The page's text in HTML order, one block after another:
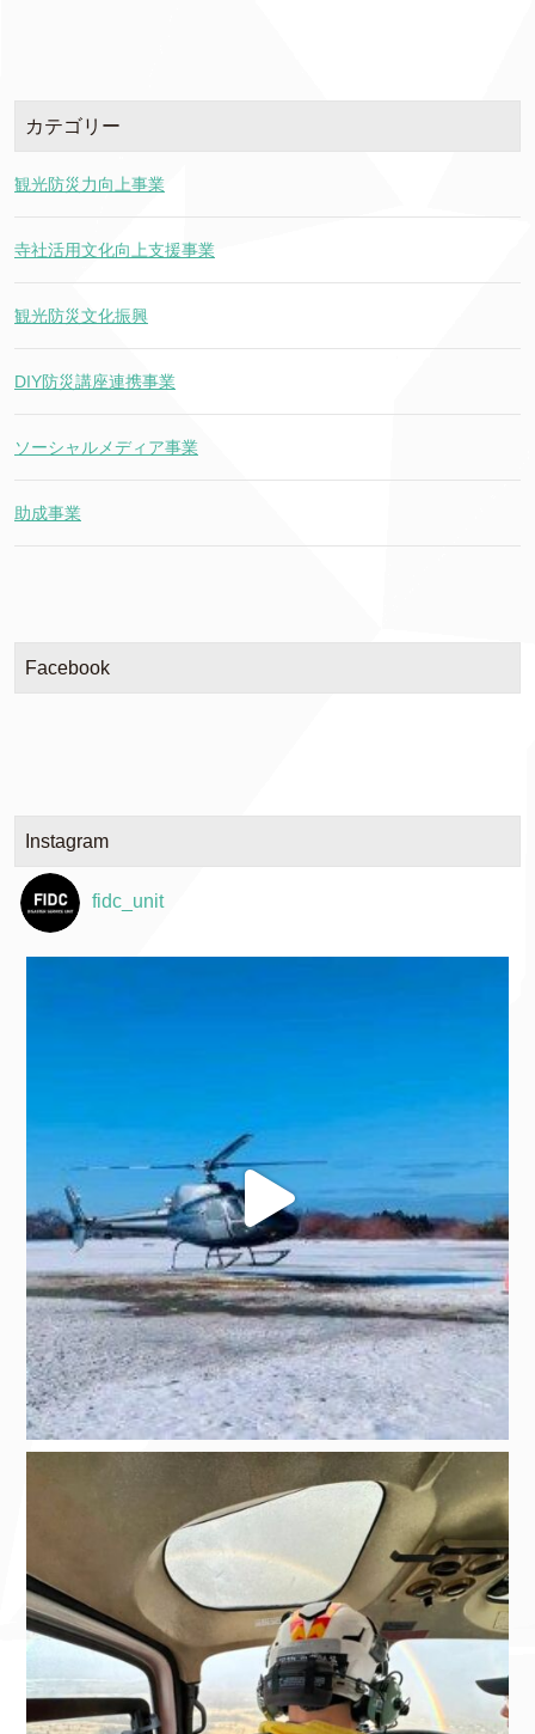
カテゴリー
観光防災力向上事業
寺社活用文化向上支援事業
観光防災文化振興
DIY防災講座連携事業
ソーシャルメディア事業
助成事業
Facebook
Instagram
fidc_unit